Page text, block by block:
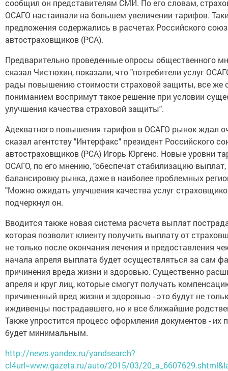
сообщил он представителям СМИ. По его словам,
ОСАГО настаивали на большем увеличении тарифов.
предложения содержались в расчетах Российского
автостраховщиков (РСА).
Предварительно проведенные опросы общественного
сказал Чистюхин, показали, что "потребители услуг
рады повышению стоимости страховой защиты, все же
пониманием воспримут такое решение при условии
улучшения качества страховой защиты".
Адекватного повышения тарифов в ОСАГО рынок ждал
сказал агентству "Интерфакс" президент Российского
автостраховщиков (РСА) Игорь Юргенс. Новые уровни
ОСАГО, по его мнению, "обеспечат стабилизацию выплат,
балансировку рынка, даже в наиболее проблемных
"Можно ожидать улучшения качества услуг
подчеркнул он.
Вводится также новая система расчета выплат
которая позволит клиенту получить выплату от
не только после окончания лечения и предоставления
начала апреля выплата будет осуществляться за сам
причинения вреда жизни и здоровью. Существенно
апреля и круг лиц, которые смогут получать
причиненный вред жизни и здоровью - это будут не
иждивенцы пострадавшего, но и все ближайшие
Также упростится процесс оформления документов - их
будет минимальным.
http://news.yandex.ru/yandsearch?
cl4url=www.gazeta.ru/auto/2015/03/